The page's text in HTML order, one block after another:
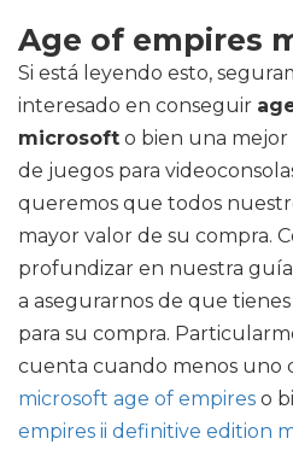
Age of empires
Si está leyendo esto,
interesado en conseguir
microsoft o bien una
de juegos para
queremos que todos
mayor valor de su compra.
profundizar en nuestra guía
a asegurarnos de que
para su compra.
cuenta cuando menos uno
microsoft age of empires o
empires ii definitive edition